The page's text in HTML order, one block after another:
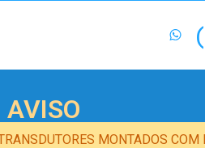
AVISO
MONTADOS COM